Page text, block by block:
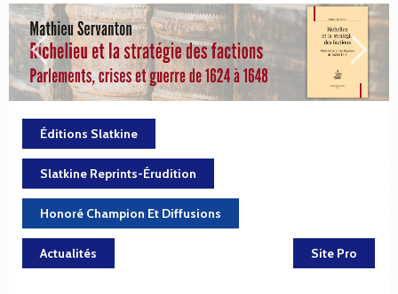
Éditions Slatkine
Slatkine Reprints-Érudition
Honoré Champion Et Diffusions
Actualités Site Pro